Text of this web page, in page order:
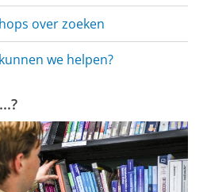
over zoeken
we helpen?